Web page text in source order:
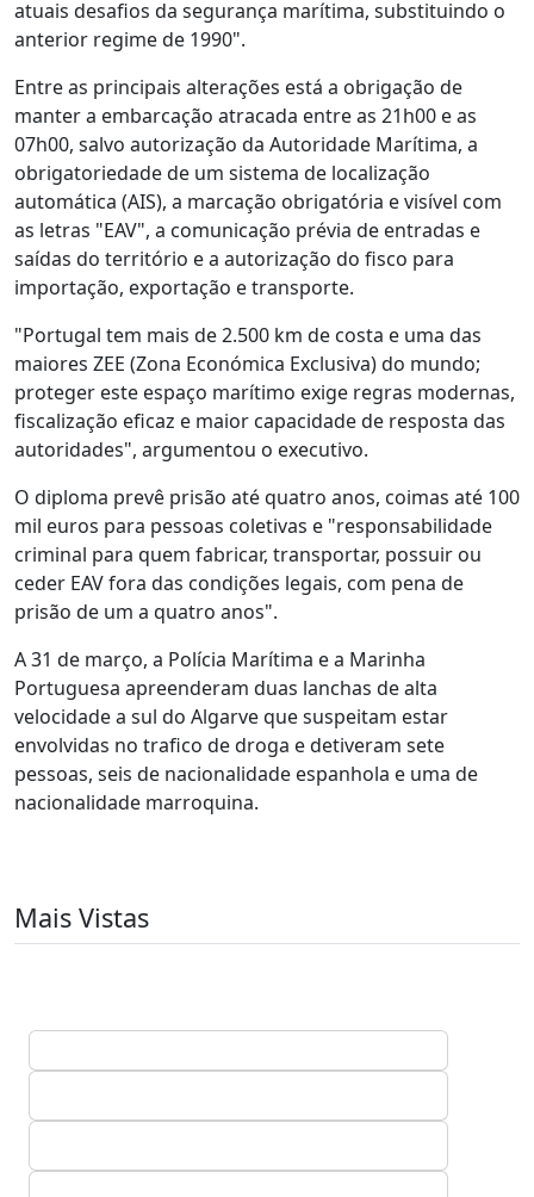
atuais desafios da segurança marítima, substituindo o
anterior regime de 1990".
Entre as principais alterações está a obrigação de
manter a embarcação atracada entre as 21h00 e as
07h00, salvo autorização da Autoridade Marítima, a
obrigatoriedade de um sistema de localização
automática (AIS), a marcação obrigatória e visível com
as letras "EAV", a comunicação prévia de entradas e
saídas do território e a autorização do fisco para
importação, exportação e transporte.
"Portugal tem mais de 2.500 km de costa e uma das
maiores ZEE (Zona Económica Exclusiva) do mundo;
proteger este espaço marítimo exige regras modernas,
fiscalização eficaz e maior capacidade de resposta das
autoridades", argumentou o executivo.
O diploma prevê prisão até quatro anos, coimas até 100
mil euros para pessoas coletivas e "responsabilidade
criminal para quem fabricar, transportar, possuir ou
ceder EAV fora das condições legais, com pena de
prisão de um a quatro anos".
A 31 de março, a Polícia Marítima e a Marinha
Portuguesa apreenderam duas lanchas de alta
velocidade a sul do Algarve que suspeitam estar
envolvidas no trafico de droga e detiveram sete
pessoas, seis de nacionalidade espanhola e uma de
nacionalidade marroquina.
Mais Vistas